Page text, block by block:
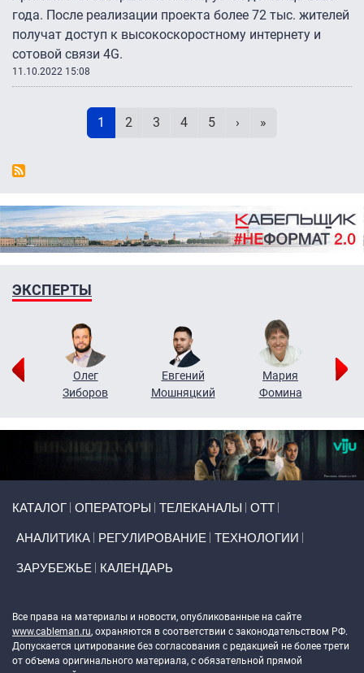
года. После реализации проекта более 72 тыс. жителей
получат доступ к высокоскоростному интернету и
сотовой связи 4G.
11.10.2022 15:08
Текущая страница
1 Page
2 Page
3 Page
4 Page
5 Следующая
› Последняя
»
ЭКСПЕРТЫ
Олег
Зиборов
Евгений
Мошняцкий
Мария
Фомина
КАТАЛОГ ОПЕРАТОРЫ ТЕЛЕКАНАЛЫ ОТТ
АНАЛИТИКА РЕГУЛИРОВАНИЕ ТЕХНОЛОГИИ
ЗАРУБЕЖЬЕ КАЛЕНДАРЬ
Все права на материалы и новости, опубликованные на сайте
www.cableman.ru, охраняются в соответствии с законодательством РФ.
Допускается цитирование без согласования с редакцией не более трети
от объема оригинального материала, с обязательной прямой